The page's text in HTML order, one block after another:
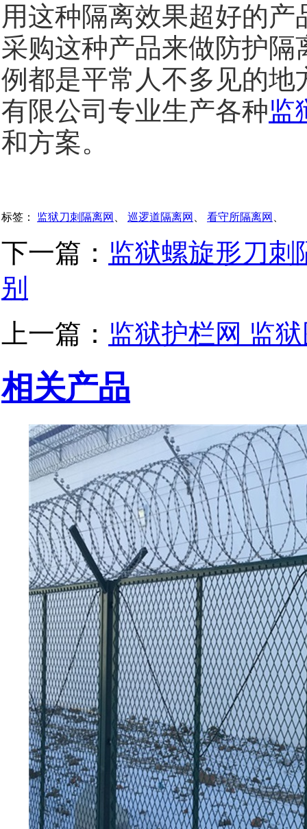
用这种隔离效果超好的
采购这种产品来做防护
例都是平常人不多见的
有限公司专业生产各种监
和方案。
标签： 监狱刀刺隔离网 巡逻道隔离网 看守所隔离网
下一篇： 监狱螺旋形刀刺
别
上一篇： 监狱护栏网 监
相关产品